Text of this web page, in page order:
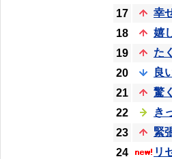
17
幸
18
嬉
19
た
20
良
21
驚く
22
き
23
緊
24
リ